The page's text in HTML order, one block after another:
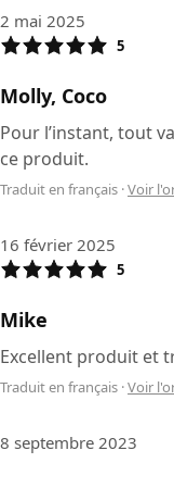
2 mai 2025
5
Molly, Coco
Pour l’instant, tout
ce produit.
Traduit en français ·Voir
16 février 2025
5
Mike
Excellent produit et
Traduit en français ·Voir
8 septembre 2023